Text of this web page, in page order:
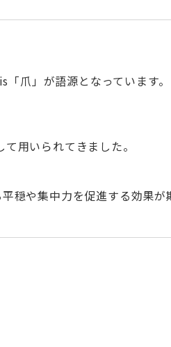
爪」が語源となっています
用いられてきました。
穏や集中力を促進する効果が